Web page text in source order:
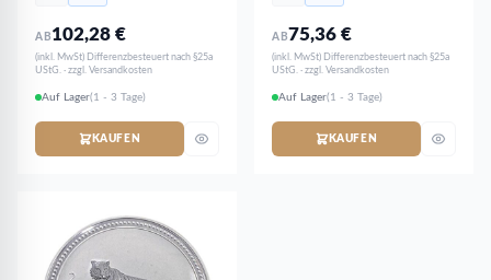
AB 102,28€
(inkl. MwSt) Differenzbesteuert nach §25a
UStG. · zzgl. Versandkosten
Auf Lager(1 - 3 Tage)
KAUFEN
AB75,36€
(inkl. MwSt) Differenzbesteuert nach §25a
UStG. · zzgl. Versandkosten
Auf Lager(1 - 3 Tage)
KAUFEN